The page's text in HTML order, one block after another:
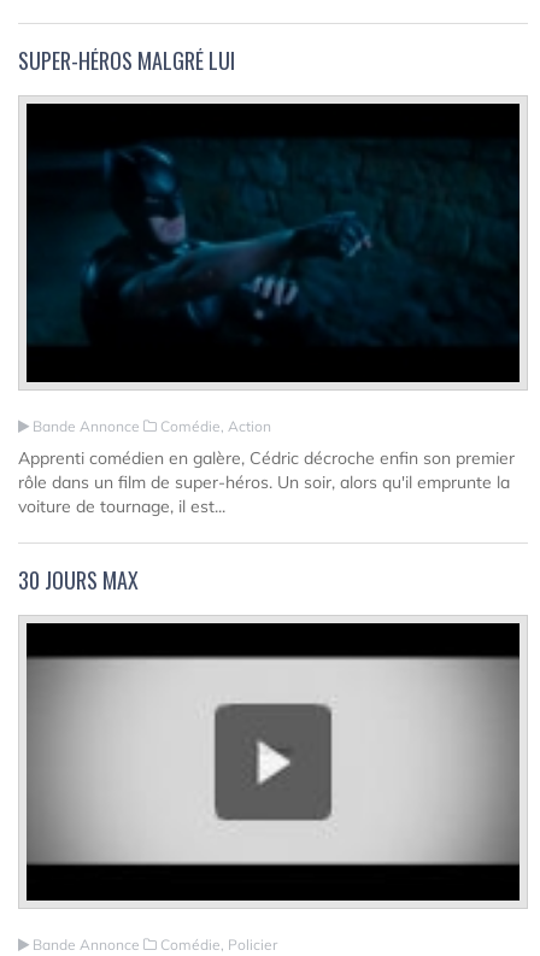
SUPER-HÉROS MALGRÉ LUI
Bande Annonce Comédie, Action
Apprenti comédien en galère, Cédric décroche enfin son premier
rôle dans un film de super-héros. Un soir, alors qu'il emprunte la
voiture de tournage, il est...
30 JOURS MAX
Bande Annonce Comédie, Policier